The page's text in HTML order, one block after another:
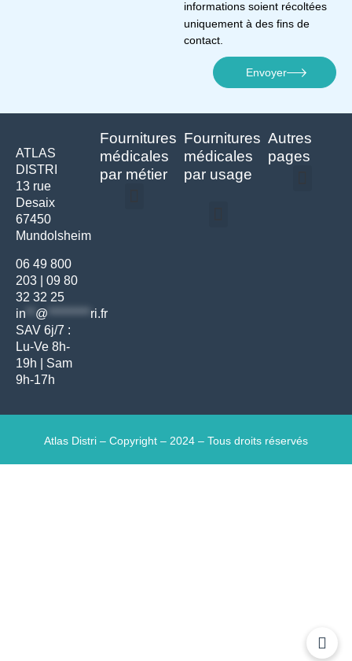
informations soient récoltées
uniquement à des fins de
contact.
Envoyer
ATLAS
DISTRI
13 rue
Desaix
67450
Mundolsheim
06 49 800
203
09 80
32 32 25
in
@ ********* ri.fr
SAV 6j/7 :
Lu-Ve 8h-
19h | Sam
9h-17h
Fournitures
médicales
par métier
Fournitures
médicales
par usage
Autres
pages
Atlas Distri – Copyright – 2024 – Tous droits réservés